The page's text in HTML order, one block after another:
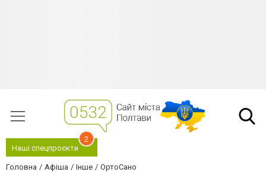
Наші спецпроєкти
2
Головна Афіша Інше ОртоСано